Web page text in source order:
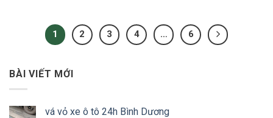
1 2 3 4 … 6
BÀI VIẾT MỚI
vá vỏ xe ô tô 24h Bình Dương